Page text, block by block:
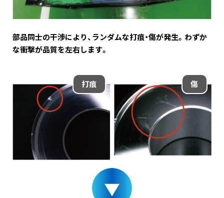
部品同士の干渉により、ランダムな打痕・傷が発生。わずか
な衝撃が品質を左右します。
打痕 傷